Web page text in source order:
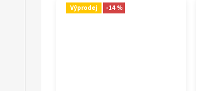
Výprodej -14 %